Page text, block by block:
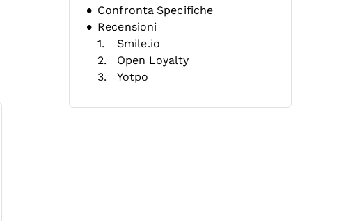
Confronta Specifiche
Recensioni
Smile.io
Open Loyalty
Yotpo
Annex Cloud